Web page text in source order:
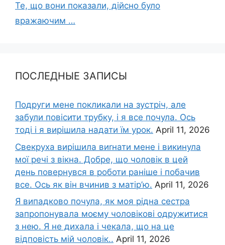
Те, що вони показали, дійсно було
вражаючим …
ПОСЛЕДНЫЕ ЗАПИСЫ
Подруги мене покликали на зустріч, але
забули повісити трубку, і я все почула. Ось
тоді і я вирішила надати їм урок. April 11, 2026
Свекруха вирішила виrнати мене і викинула
мої речі з вікна. Добре, що чоловік в цей
день повернувся в роботи раніше і побачив
все. Ось як він вчинив з матір’ю. April 11, 2026
Я випадково почула, як моя рідна сестра
запропонувала моєму чоловікові одружитися
з нею. Я не дихала і чекала, що на це
відповість мій чоловік.. April 11, 2026